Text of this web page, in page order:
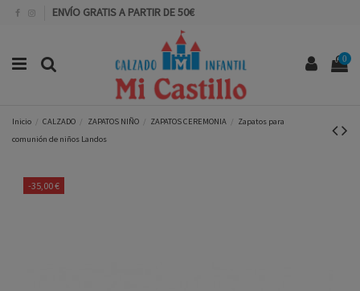
ENVÍO GRATIS A PARTIR DE 50€
0
Inicio CALZADO ZAPATOS NIÑO ZAPATOS CEREMONIA
Zapatos para
comunión de niños Landos
-35,00 €